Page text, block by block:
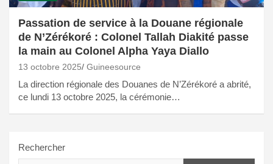
Passation de service à la Douane régionale
de N’Zérékoré : Colonel Tallah Diakité passe
la main au Colonel Alpha Yaya Diallo
13 octobre 2025 Guineesource
La direction régionale des Douanes de N’Zérékoré a abrité,
ce lundi 13 octobre 2025, la cérémonie…
Rechercher